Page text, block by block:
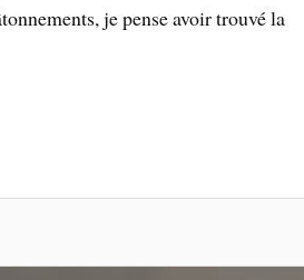
je pense avoir trouvé la